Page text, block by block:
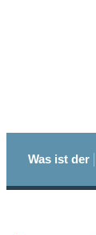
Was ist der